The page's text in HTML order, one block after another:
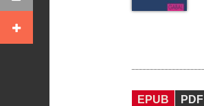
EPUB PDF